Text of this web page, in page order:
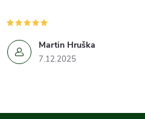
Martin Hruška
7.12.2025